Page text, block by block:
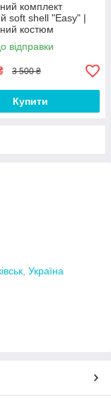
комплект
soft shell "Easy" |
костюм
з плащівки куртка +
відправки
3 500 ₴
Купити
Україна